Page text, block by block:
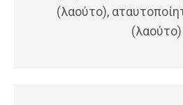
(λαούτο),
(λαούτο)